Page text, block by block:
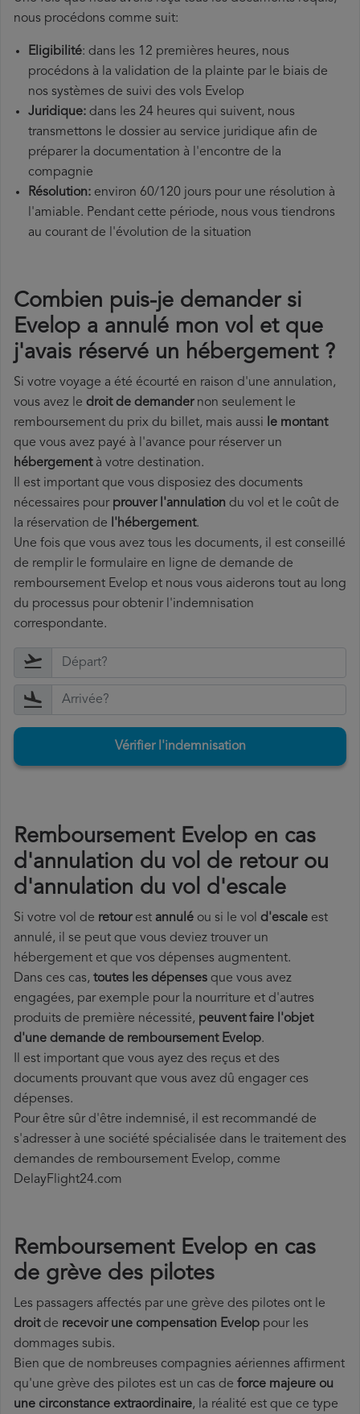
nous procédons comme suit:
Eligibilité: dans les 12 premières heures, nous
procédons à la validation de la plainte par le biais de
nos systèmes de suivi des vols Evelop
Juridique: dans les 24 heures qui suivent, nous
transmettons le dossier au service juridique afin de
préparer la documentation à l'encontre de la
compagnie
Résolution: environ 60/120 jours pour une résolution à
l'amiable. Pendant cette période, nous vous tiendrons
au courant de l'évolution de la situation
Combien puis-je demander si
Evelop a annulé mon vol et que
j'avais réservé un hébergement ?
Si votre voyage a été écourté en raison d'une annulation,
vous avez le droit de demandernon seulement le
remboursement du prix du billet, mais aussi le montant
que vous avez payé à l'avance pour réserver un
hébergementà votre destination.
Il est important que vous disposiez des documents
nécessaires pour prouver l'annulation du vol et le coût de
la réservation de l'hébergement.
Une fois que vous avez tous les documents, il est conseillé
de remplir le formulaire en ligne de demande de
remboursement Evelop et nous vous aiderons tout au long
du processus pour obtenir l'indemnisation
correspondante.
Vérifier l'indemnisation
Remboursement Evelop en cas
d'annulation du vol de retour ou
d'annulation du vol d'escale
Si votre vol de retourest annulé ou si le vol d'escale est
annulé, il se peut que vous deviez trouver un
hébergement et que vos dépenses augmentent.
Dans ces cas, toutes les dépenses que vous avez
engagées, par exemple pour la nourriture et d'autres
produits de première nécessité, peuvent faire l'objet
d'une demande de remboursement Evelop.
Il est important que vous ayez des reçus et des
documents prouvant que vous avez dû engager ces
dépenses.
Pour être sûr d'être indemnisé, il est recommandé de
s'adresser à une société spécialisée dans le traitement des
demandes de remboursement Evelop, comme
DelayFlight24.com
Remboursement Evelop en cas
de grève des pilotes
Les passagers affectés par une grève des pilotes ont le
droitde recevoir une compensation Evelop pour les
dommages subis.
Bien que de nombreuses compagnies aériennes affirment
qu'une grève des pilotes est un cas de force majeure ou
une circonstance extraordinaire, la réalité est que ce type